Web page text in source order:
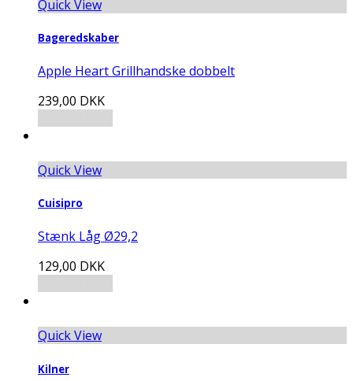
Quick View
Bageredskaber
Apple Heart Grillhandske dobbelt
239,00 DKK
Quick View
Cuisipro
Stænk Låg Ø29,2
129,00 DKK
Quick View
Kilner